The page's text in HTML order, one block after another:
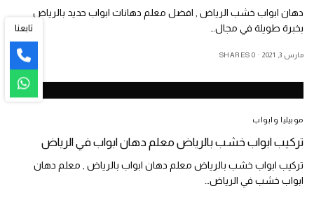
دهان ابواب خشب الرياض , افضل معلم دهانات ابواب حديد بالرياض
بخبرة طويلة في مجال…
مارس 3, 2021 0 SHARES
موبيليا وابواب
تركيب ابواب خشب بالرياض معلم دهان ابواب في الرياض
تركيب ابواب خشب بالرياض معلم دهان ابواب بالرياض , معلم دهان
ابواب خشب في الرياض…
تابعنا